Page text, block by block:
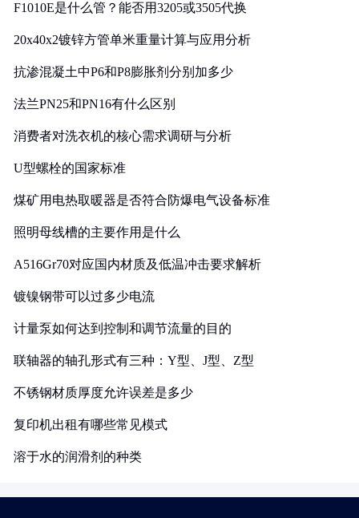
F1010E是什么管？能否用3205或3505代换
20x40x2镀锌方管单米重量计算与应用分析
抗渗混凝土中P6和P8膨胀剂分别加多少
法兰PN25和PN16有什么区别
消费者对洗衣机的核心需求调研与分析
U型螺栓的国家标准
煤矿用电热取暖器是否符合防爆电气设备标准
照明母线槽的主要作用是什么
A516Gr70对应国内材质及低温冲击要求解析
镀镍钢带可以过多少电流
计量泵如何达到控制和调节流量的目的
联轴器的轴孔形式有三种：Y型、J型、Z型
不锈钢材质厚度允许误差是多少
复印机出租有哪些常见模式
溶于水的润滑剂的种类